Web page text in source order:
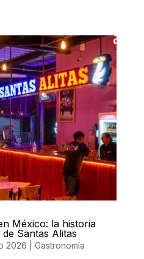
México: la historia
Santas Alitas
2026 Gastronomía